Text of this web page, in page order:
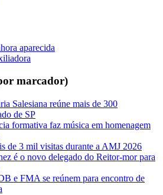
aparecida
marcador)
Salesiana reúne mais de 300
de SP
formativa faz música em homenagem
de 3 mil visitas durante a AMJ 2026
é o novo delegado do Reitor-mor para
e FMA se reúnem para encontro de